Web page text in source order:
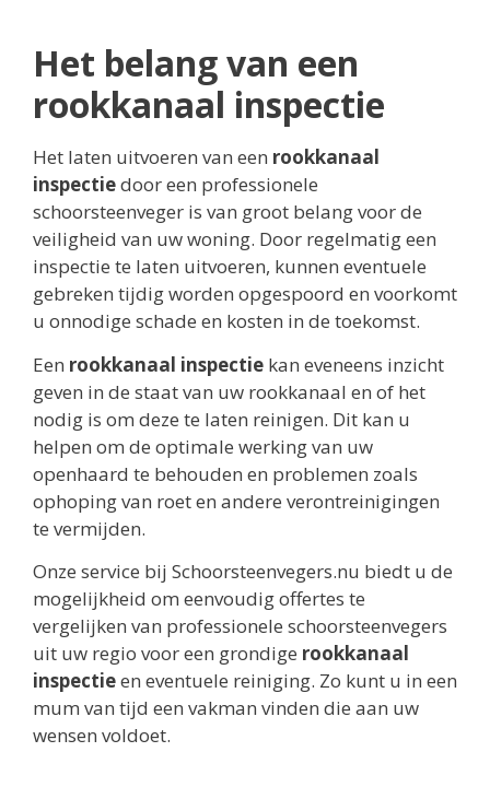
Het belang van een
rookkanaal inspectie
Het laten uitvoeren van een rookkanaal
inspectiedoor een professionele
schoorsteenveger is van groot belang voor de
veiligheid van uw woning. Door regelmatig een
inspectie te laten uitvoeren, kunnen eventuele
gebreken tijdig worden opgespoord en voorkomt
u onnodige schade en kosten in de toekomst.
Een rookkanaal inspectie kan eveneens inzicht
geven in de staat van uw rookkanaal en of het
nodig is om deze te laten reinigen. Dit kan u
helpen om de optimale werking van uw
openhaard te behouden en problemen zoals
ophoping van roet en andere verontreinigingen
te vermijden.
Onze service bij Schoorsteenvegers.nu biedt u de
mogelijkheid om eenvoudig offertes te
vergelijken van professionele schoorsteenvegers
uit uw regio voor een grondige rookkanaal
inspectieen eventuele reiniging. Zo kunt u in een
mum van tijd een vakman vinden die aan uw
wensen voldoet.